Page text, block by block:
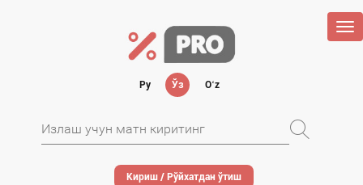
Ру Ўз Oʻz
Кириш / Рўйхатдан ўтиш